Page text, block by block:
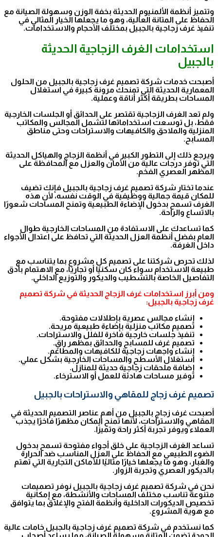
وتتميز أنظمة الألمنيوم الحديثة بخفة الوزن وسهولة الصيانة مع
الحفاظ على المتانة العالية، وهو ما يجعلها الخيار المثالي في
تنفيذ غرف زجاجية بالجبيل بمختلف الأحجام والاستخدامات.
استخدامات الغرف الزجاجية الحديثة
بالجبيل
أصبحت خدمات شركة تصميم غرف زجاجية بالجبيل من الحلول
المعمارية الحديثة التي تمنحك مرونة كبيرة في استغلال
المساحات بطريقة أكثر أناقة وعملية.
ولم تعد الغرف الزجاجية تقتصر على الحدائق أو الجلسات الخارجية
فقط، بل توسعت استخداماتها لتشمل المجالس والمكاتب
المنزلية والملاحق والكافيهات والاستراحات وحتى مناطق
المسابح.
ويرجع ذلك إلى التطور الكبير في أنظمة الزجاج والهياكل الحديثة
التي توفر درجات عالية من الأمان والعزل مع المحافظة على
المظهر العصري الفخم.
عندما تختار شركة تصميم غرف زجاجية بالجبيل فإنك تضيف
للمكان قيمة جمالية ووظيفية في الوقت نفسه، لأن هذه
الغرف تسمح بدخول الإضاءة الطبيعية وتمنح المساحات شعورًا
بالاتساع والراحة.
كما تساعدك على الاستفادة من المساحات الخارجية طوال
العام بفضل أنظمة العزل الحديثة التي تحافظ على اعتدال الأجواء
داخل الغرفة.
لذلك تحرص شركتنا على تصميم كل مشروع بما يتناسب مع
طبيعة الاستخدام سواء كان سكنيًا أو تجاريًا، مع الاهتمام بأدق
التفاصيل الخاصة بالتشطيب والديكور والتوزيع الداخلي.
ومن أبرز استخدامات غرف الزجاج الحديثة في شركة تصميم
غرف زجاجية بالجبيل:
إنشاء مجالس عصرية بإطلالات مفتوحة.
تصميم مكاتب منزلية بإضاءة طبيعية مريحة.
تنفيذ جلسات خارجية فاخرة للفلل والاستراحات.
تصميم غرف للمسابح والحدائق بمظهر راقٍ.
إنشاء واجهات زجاجية للكافيهات والمطاعم.
استغلال الأسطح والمساحات الخارجية بشكل عملي.
إضافة ملحقات زجاجية حديثة للمنازل.
توفير مساحات هادئة للعمل أو الاسترخاء.
تصميم غرف زجاج للمقاهي والاستراحات بالجبيل
أصبحت غرف زجاج بالجبيل من أهم عناصر التصميم الحديثة في
المقاهي والاستراحات، لأنها تمنح المكان مظهرًا فاخرًا يجذب
العملاء ويوفر تجربة أكثر راحة وتميزًا.
تساعد الغرف الزجاجية على خلق أجواء مفتوحة تسمح بدخول
الضوء الطبيعي مع الحفاظ على العزل المناسب ضد الحرارة
والغبار، وهو ما يجعلها خيارًا مثاليًا للأماكن التجارية التي تهتم
بالديكور العصري وتجربة الزوار.
نحن في شركة تصميم غرف زجاجية بالجبيل نوفر تصميمات
متنوعة تناسب مختلف المساحات والأنشطة، مع إمكانية
تخصيص الديكورات الداخلية وأنظمة الفتح والإغلاق بما يتوافق
مع هوية المشروع.
كما نستخدم في شركة تصميم غرف زجاجية بالجبيل خامات عالية
الجودة تضمن المتانة وسهولة الصيانة، مما يساعد أصحاب